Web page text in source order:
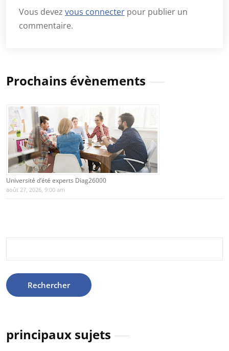
Vous devez vous connecter pour publier un
commentaire.
Prochains évènements
Université d’été experts Diag26000
août 27, 2026, 9:00 am
principaux sujets